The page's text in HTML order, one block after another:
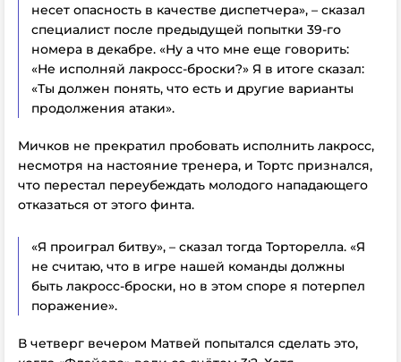
несет опасность в качестве диспетчера», – сказал
специалист после предыдущей попытки 39-го
номера в декабре. «Ну а что мне еще говорить:
«Не исполняй лакросс-броски?» Я в итоге сказал:
«Ты должен понять, что есть и другие варианты
продолжения атаки».
Мичков не прекратил пробовать исполнить лакросс,
несмотря на настояние тренера, и Тортс признался,
что перестал переубеждать молодого нападающего
отказаться от этого финта.
«Я проиграл битву», – сказал тогда Торторелла. «Я
не считаю, что в игре нашей команды должны
быть лакросс-броски, но в этом споре я потерпел
поражение».
В четверг вечером Матвей попытался сделать это,